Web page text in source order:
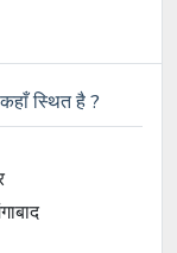
स्थित है ?